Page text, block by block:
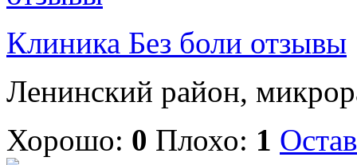
Клиника Без боли отзывы
Ленинский район,
Хорошо: 0 Плохо: 1